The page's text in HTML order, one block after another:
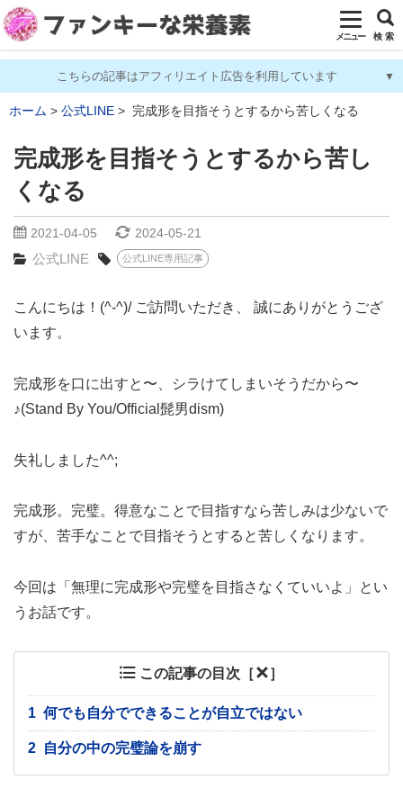
メニュー 検 索
こちらの記事はアフィリエイト広告を利用しています
ホーム 公式LINE 完成形を目指そうとするから苦しくなる
完成形を目指そうとするから苦し
くなる
2021-04-05 2024-05-21
公式LINE 公式LINE専用記事
こんにちは！(^-^)/ ご訪問いただき、 誠にありがとうござ
います。
完成形を口に出すと〜、シラけてしまいそうだから〜
♪(Stand By You/Official髭男dism)
失礼しました^^;
完成形。完璧。得意なことで目指すなら苦しみは少ないで
すが、苦手なことで目指そうとすると苦しくなります。
今回は「無理に完成形や完璧を目指さなくていいよ」とい
うお話です。
この記事の目次［ ］
1 何でも自分でできることが自立ではない
2 自分の中の完璧論を崩す